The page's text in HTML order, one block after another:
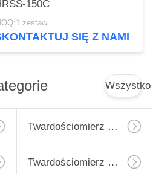
150C
zestaw
SIĘ Z NAMI
Wszystko
Twardościomierz Vickersa
Twardościomierz Brinella